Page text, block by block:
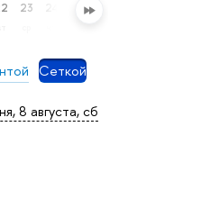
23 26
Сеткой
8 августа, сб